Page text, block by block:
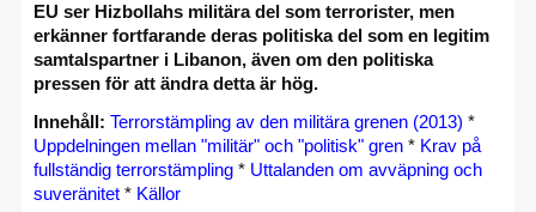
EU ser Hizbollahs militära del som terrorister, men
erkänner fortfarande deras politiska del som en legitim
samtalspartner i Libanon, även om den politiska
pressen för att ändra detta är hög.
Innehåll: Terrorstämpling av den militära grenen (2013) *
Uppdelningen mellan "militär" och "politisk" gren * Krav på
fullständig terrorstämpling * Uttalanden om avväpning och
suveränitet * Källor